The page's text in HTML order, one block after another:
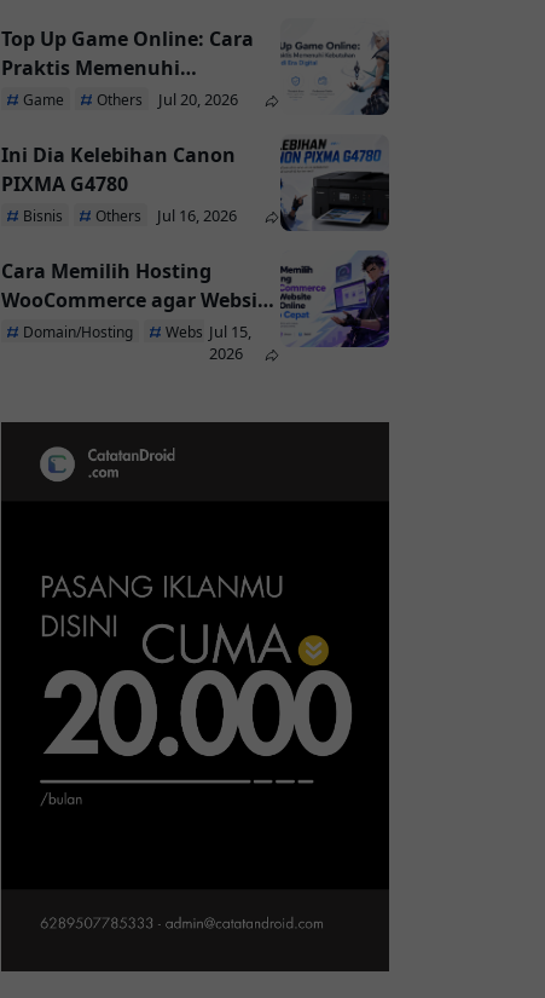
Top Up Game Online: Cara
Praktis Memenuhi
Kebutuhan Pemain di Era
Game Others Jul 20, 2026
Ini Dia Kelebihan Canon
PIXMA G4780
Bisnis Others Jul 16, 2026
Cara Memilih Hosting
WooCommerce agar Website
Toko Online Tetap Cepat
Domain/Hosting WebsiteJul 15,
2026